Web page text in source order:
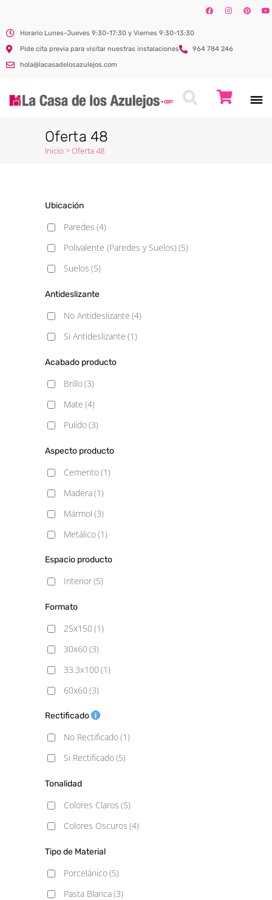
Horario Lunes-Jueves 9:30-17:30 y Viernes 9:30-13:30
Pide cita previa para visitar nuestras instalaciones
964 784 246
hola@lacasadelosazulejos.com
Oferta 48
Inicio >Oferta 48
Ubicación
Paredes (4)
Polivalente (Paredes y Suelos)(5)
Suelos (5)
Antideslizante
No Antideslizante (4)
Si Antideslizante (1)
Acabado producto
Brillo(3)
Mate (4)
Pulido(3)
Aspecto producto
Cemento(1)
Madera(1)
Mármol (3)
Metálico(1)
Espacio producto
Interior(5)
Formato
25x150 (1)
30x60 (3)
33.3x100 (1)
60x60 (3)
60x120(4)
75x75
(2)
90x90
(1)
Rectificado
No Rectificado(1)
Si Rectificado(5)
Tonalidad
Colores Claros (5)
Colores Oscuros (4)
Tipo de Material
Porcelánico(5)
Pasta Blanca(3)